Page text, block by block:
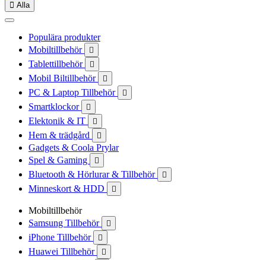
 Alla
Populära produkter
Mobiltillbehör

Tablettillbehör 
Mobil Biltillbehör 
PC & Laptop Tillbehör 
Smartklockor 
Elektonik & IT 
Hem & trädgård 
Gadgets & Coola Prylar
Spel & Gaming

Bluetooth & Hörlurar & Tillbehör 
Minneskort & HDD 
Mobiltillbehör
Samsung Tillbehör

iPhone Tillbehör 
Huawei Tillbehör 